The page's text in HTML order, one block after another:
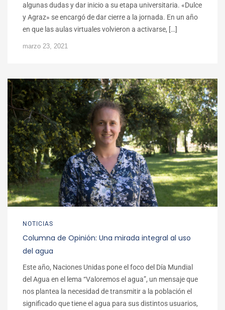
algunas dudas y dar inicio a su etapa universitaria. «Dulce
y Agraz» se encargó de dar cierre a la jornada. En un año
en que las aulas virtuales volvieron a activarse, […]
marzo 23, 2021
NOTICIAS
Columna de Opinión: Una mirada integral al uso
del agua
Este año, Naciones Unidas pone el foco del Día Mundial
del Agua en el lema “Valoremos el agua”, un mensaje que
nos plantea la necesidad de transmitir a la población el
significado que tiene el agua para sus distintos usuarios,